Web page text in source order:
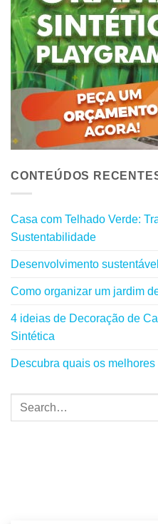
CONTEÚDOS
Casa com Telhado Verde:
Sustentabilidade
Desenvolvimento sustentável
Como organizar um jardim
4 ideias de Decoração de
Sintética
Descubra quais os